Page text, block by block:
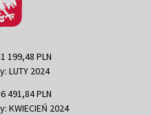
199,48 PLN
LUTY 2024
491,84 PLN
KWIECIEŃ 2024